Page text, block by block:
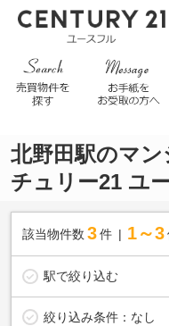
北野田駅のマ
チュリー21 ユ
該当物件数 3件 1～3
駅で絞り込む
絞り込み条件： なし